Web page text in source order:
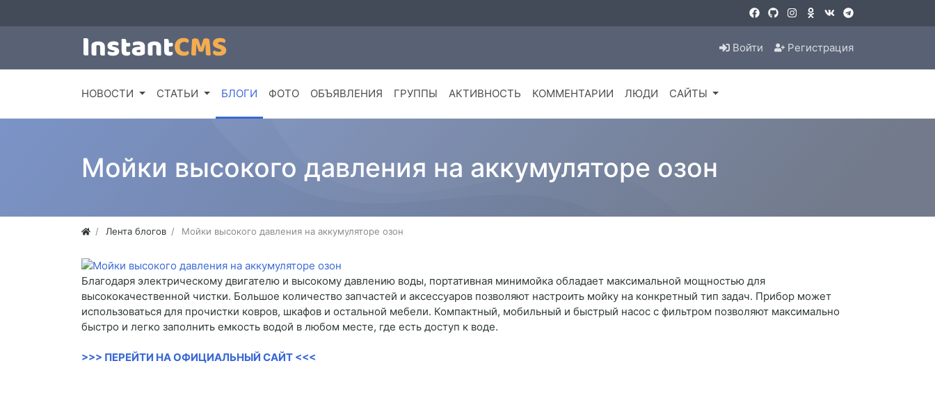
Войти Регистрация
НОВОСТИ СТАТЬИ БЛОГИ ФОТО ОБЪЯВЛЕНИЯ ГРУППЫ АКТИВНОСТЬ КОММЕНТАРИИ ЛЮДИ САЙТЫ
Мойки высокого давления на аккумуляторе озон
Лента блогов Мойки высокого давления на аккумуляторе озон
Благодаря электрическому двигателю и высокому давлению воды, портативная минимойка обладает максимальной мощностью для
высококачественной чистки. Большое количество запчастей и аксессуаров позволяют настроить мойку на конкретный тип задач. Прибор может
использоваться для прочистки ковров, шкафов и остальной мебели. Компактный, мобильный и быстрый насос с фильтром позволяют максимально
быстро и легко заполнить емкость водой в любом месте, где есть доступ к воде.
>>> ПЕРЕЙТИ НА ОФИЦИАЛЬНЫЙ САЙТ <<<